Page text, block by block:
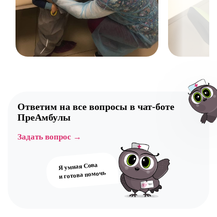
Ответим на все вопросы в чат-боте
ПреАмбулы
Задать вопрос →
Я умная Сова
и готова помочь